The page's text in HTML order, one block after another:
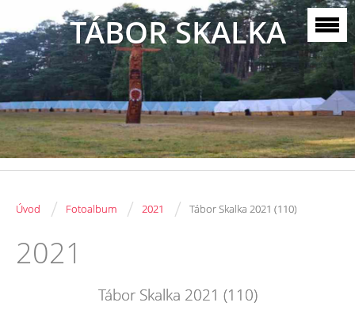
TÁBOR SKALKA
Úvod / Fotoalbum / 2021 / Tábor Skalka 2021 (110)
2021
Tábor Skalka 2021 (110)